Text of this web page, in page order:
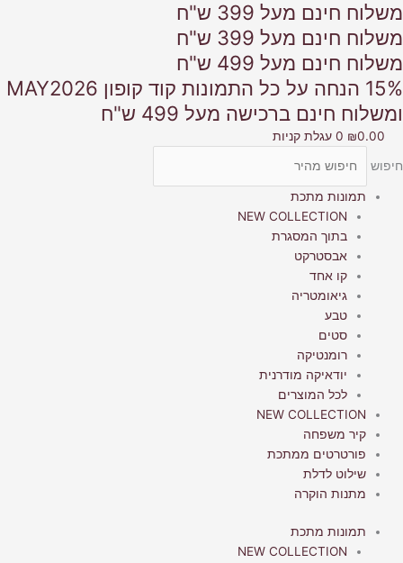
דילוג
משלוח חינם מעל 399 ש"ח
משלוח חינם מעל 399 ש"ח
משלוח חינם מעל 499 ש"ח
15% הנחה על כל התמונות קוד קופון MAY2026
ומשלוח חינם ברכישה מעל 499 ש"ח
₪0.00
0 עגלת קניות
חיפוש
תמונות מתכת
NEW COLLECTION
בתוך המסגרת
אבסטרקט
קו אחד
גיאומטריה
טבע
סטים
רומנטיקה
יודאיקה מודרנית
לכל המוצרים
NEW COLLECTION
קיר משפחה
פורטרטים ממתכת
שילוט לדלת
מתנות הוקרה
תמונות מתכת
NEW COLLECTION